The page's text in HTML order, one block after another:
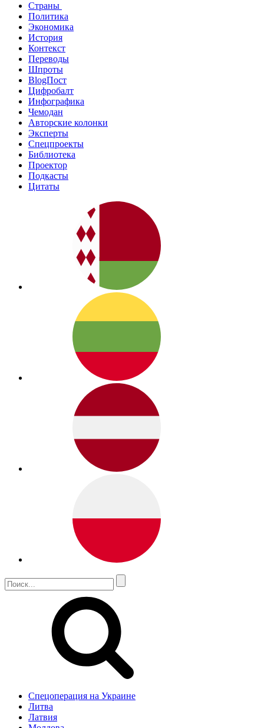
Страны
Политика
Экономика
История
Контекст
Переводы
Шпроты
BlogПост
Цифробалт
Инфографика
Чемодан
Авторские колонки
Эксперты
Спецпроекты
Библиотека
Проектор
Подкасты
Цитаты
Спецоперация на Украине
Литва
Латвия